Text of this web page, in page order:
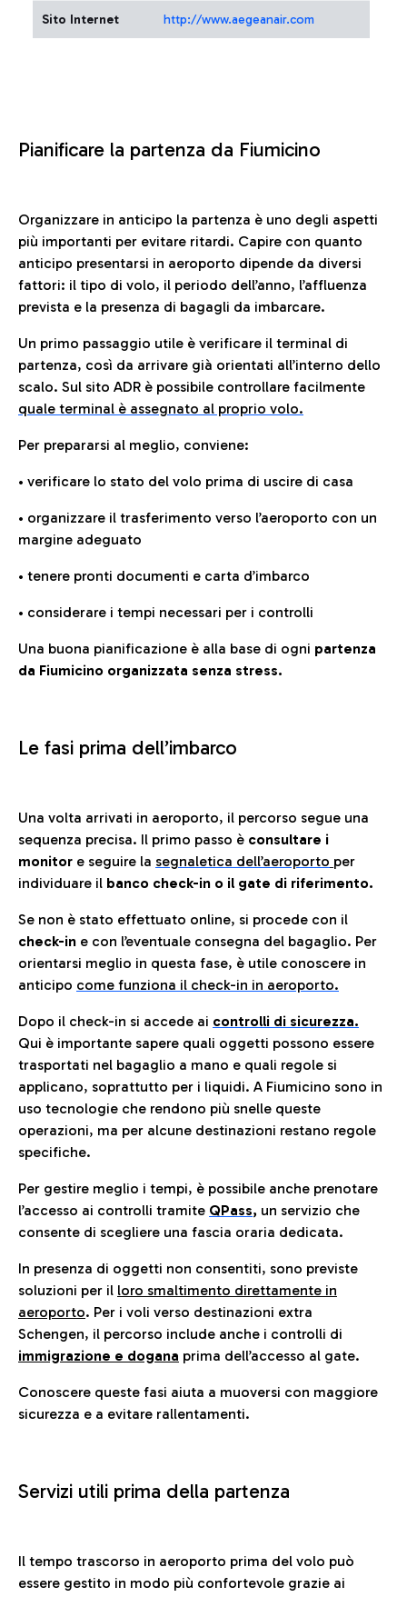
Sito Internet http://www.aegeanair.com
Pianificare la partenza da Fiumicino
Organizzare in anticipo la partenza è uno degli aspetti
più importanti per evitare ritardi. Capire con quanto
anticipo presentarsi in aeroporto dipende da diversi
fattori: il tipo di volo, il periodo dell’anno, l’affluenza
prevista e la presenza di bagagli da imbarcare.
Un primo passaggio utile è verificare il terminal di
partenza, così da arrivare già orientati all’interno dello
scalo. Sul sito ADR è possibile controllare facilmente
quale terminal è assegnato al proprio volo.
Per prepararsi al meglio, conviene:
• verificare lo stato del volo prima di uscire di casa
• organizzare il trasferimento verso l’aeroporto con un
margine adeguato
• tenere pronti documenti e carta d’imbarco
• considerare i tempi necessari per i controlli
Una buona pianificazione è alla base di ogni partenza
da Fiumicino organizzata senza stress.
Le fasi prima dell’imbarco
Una volta arrivati in aeroporto, il percorso segue una
sequenza precisa. Il primo passo è consultare i
monitor e seguire la segnaletica dell’aeroporto per
individuare il banco check-in o il gate di riferimento.
Se non è stato effettuato online, si procede con il
check-in e con l’eventuale consegna del bagaglio. Per
orientarsi meglio in questa fase, è utile conoscere in
anticipo come funziona il check-in in aeroporto.
Dopo il check-in si accede ai controlli di sicurezza.
Qui è importante sapere quali oggetti possono essere
trasportati nel bagaglio a mano e quali regole si
applicano, soprattutto per i liquidi. A Fiumicino sono in
uso tecnologie che rendono più snelle queste
operazioni, ma per alcune destinazioni restano regole
specifiche.
Per gestire meglio i tempi, è possibile anche prenotare
l’accesso ai controlli tramite QPass, un servizio che
consente di scegliere una fascia oraria dedicata.
In presenza di oggetti non consentiti, sono previste
soluzioni per il loro smaltimento direttamente in
aeroporto. Per i voli verso destinazioni extra
Schengen, il percorso include anche i controlli di
immigrazione e dogana prima dell’accesso al gate.
Conoscere queste fasi aiuta a muoversi con maggiore
sicurezza e a evitare rallentamenti.
Servizi utili prima della partenza
Il tempo trascorso in aeroporto prima del volo può
essere gestito in modo più confortevole grazie ai